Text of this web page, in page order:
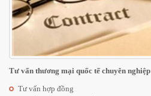
Tư vấn thương mại quốc tế chuyên nghiệp
Tư vấn hợp đồng